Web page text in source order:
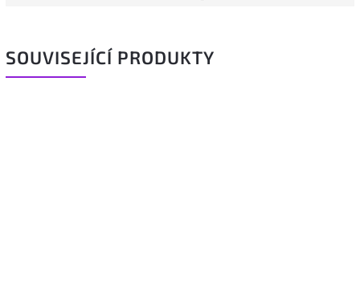
SOUVISEJÍCÍ PRODUKTY